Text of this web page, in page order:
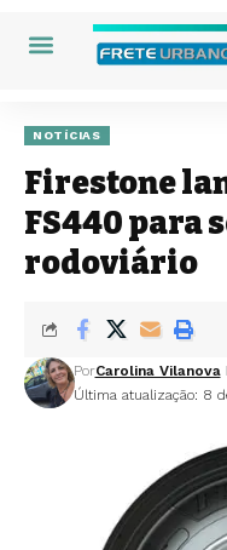
NOTÍCIAS
Firestone
FS440 para
rodoviário
Última atualização: 8
PorCarolina Vilanova